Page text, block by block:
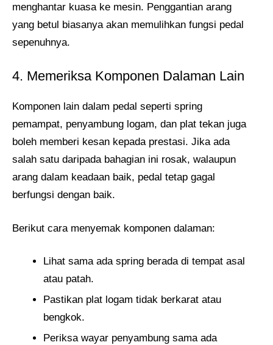
menghantar kuasa ke mesin. Penggantian arang
yang betul biasanya akan memulihkan fungsi pedal
sepenuhnya.
4. Memeriksa Komponen Dalaman Lain
Komponen lain dalam pedal seperti spring
pemampat, penyambung logam, dan plat tekan juga
boleh memberi kesan kepada prestasi. Jika ada
salah satu daripada bahagian ini rosak, walaupun
arang dalam keadaan baik, pedal tetap gagal
berfungsi dengan baik.
Berikut cara menyemak komponen dalaman:
Lihat sama ada spring berada di tempat asal
atau patah.
Pastikan plat logam tidak berkarat atau
bengkok.
Periksa wayar penyambung sama ada